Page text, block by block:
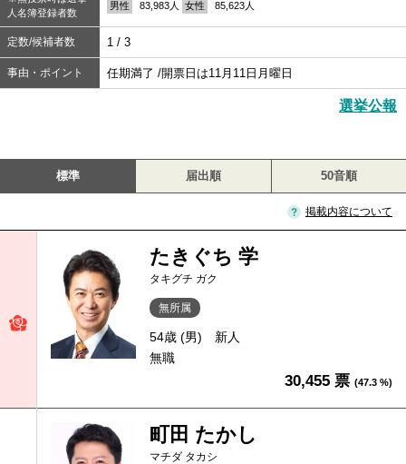
人名簿登録者数
男性 83,983人 女性 85,623人
定数/候補者数 1 / 3
事由・ポイント 任期満了 /開票日は11月11日月曜日
選挙公報
標準 届出順 50音順
掲載内容について
たきぐち 学
タキグチ ガク
無所属
54歳 (男)
新人
無職
30,455 票 (47.3 %)
町田 たかし
マチダ タカシ